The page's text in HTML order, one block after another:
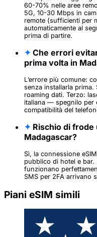
60-70% nelle aree
5G, 10-30 Mbps in
remote (sufficienti per
automaticamente al
prima di partire.
✦ Che errori
prima volta in
L’errore più comune:
senza installarla prima.
roaming dati. Terzo:
italiana — spegnilo per
compatibilità del
✦ Rischio di frode
Madagascar?
Sì, la connessione
pubblico di hotel e bar.
funzionano
SMS per 2FA arrivano
Piani eSIM simili